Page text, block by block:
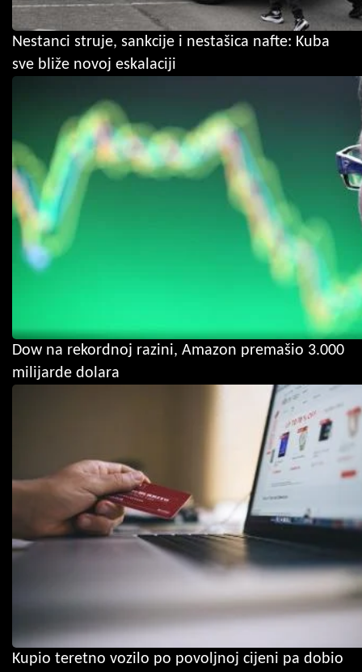
Nestanci struje, sankcije i nestašica nafte: Kuba
sve bliže novoj eskalaciji
Dow na rekordnoj razini, Amazon premašio 3.000
milijarde dolara
Kupio teretno vozilo po povoljnoj cijeni pa dobio